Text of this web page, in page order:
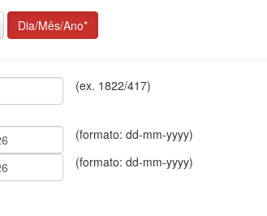
Dia/Mês/Ano*
(ex. 1822/417)
(formato: dd-mm-yyyy)
(formato: dd-mm-yyyy)